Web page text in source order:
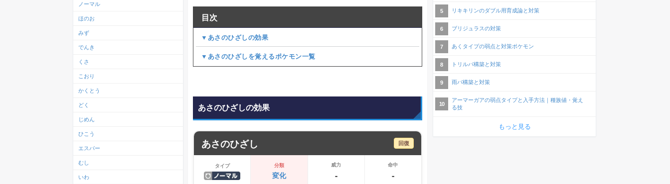
目次
▼あさのひざしの効果
▼あさのひざしを覚えるポケモン一覧
あさのひざしの効果
あさのひざし 回復
タイプ 分類
変化
威力
-
命中
-
ノーマル
ほのお
みず
でんき
くさ
こおり
かくとう
どく
じめん
ひこう
エスパー
むし
いわ
リキキリンのダブル用育成論と対策
ブリジュラスの対策
あくタイプの弱点と対策ポケモン
トリルパ構築と対策
雨パ構築と対策
アーマーガアの弱点タイプと入手方法｜種族値・覚え
る技
もっと見る